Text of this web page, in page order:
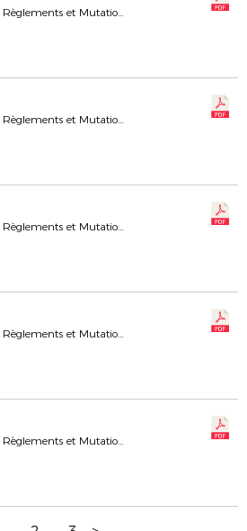
Commission Régionale des Règlements et Mutations
Commission Régionale des Règlements et Mutations
Commission Régionale des Règlements et Mutations
Commission Régionale des Règlements et Mutations
Commission Régionale des Règlements et Mutations